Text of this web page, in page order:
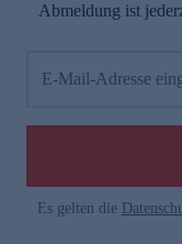
Abmeldung ist
E-Mail-Adresse
Es gelten die